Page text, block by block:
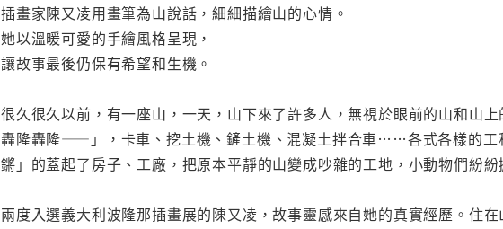
插畫家陳又凌用畫筆為山說話，細細描繪山的心情。
她以溫暖可愛的手繪風格呈現，
讓故事最後仍保有希望和生機。
很久很久以前，有一座山，一天，山下來了許多人，無視於眼前的山和山
轟隆轟隆——」，卡車、挖土機、鏟土機、混凝土拌合車……各式各樣的工
鏘」的蓋起了房子、工廠，把原本平靜的山變成吵雜的工地，小動物們紛
兩度入選義大利波隆那插畫展的陳又凌，故事靈感來自她的真實經歷。住